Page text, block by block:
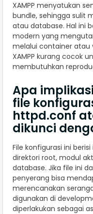
XAMPP menyatukan
bundle, sehingga sulit
atau database. Hal ini
modern yang
melalui container atau
XAMPP kurang cocok
membutuhkan
Apa
file
httpd.conf
dikunci
File konfigurasi ini
direktori root, modul
database. Jika file ini
penyerang bisa
merencanakan
digunakan di
diperlakukan sebagai